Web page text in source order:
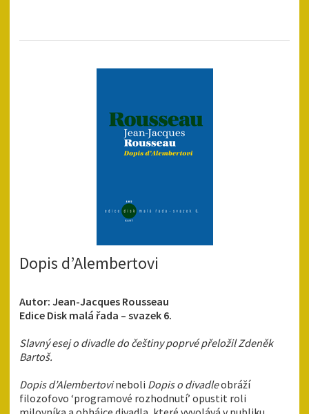
Dopis d’Alembertovi
Autor: Jean-Jacques Rousseau
Edice Disk malá řada – svazek 6.
Slavný esej o divadle do češtiny poprvé přeložil Zdeněk
Bartoš.
Dopis d’Alembertovineboli Dopis o divadleobráží
filozofovo ‘programové rozhodnutí’ opustit roli